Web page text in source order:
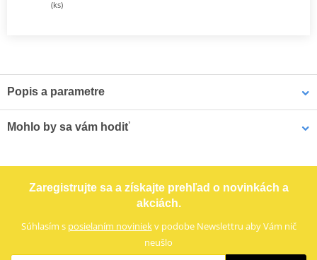
(ks)
Popis a parametre
tepla, zabrání vypalování a tvoření sklovitého povrchu a mají lepší
Mohlo by sa vám hodiť
Zaregistrujte sa a získajte prehľad o novinkách a
akciách.
Súhlasím s posielaním noviniekv podobe Newslettru aby Vám nič
neušlo